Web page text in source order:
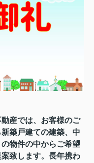
産では、お客様のご
築戸建ての建築、中
物件の中からご希望
致します。長年携わ